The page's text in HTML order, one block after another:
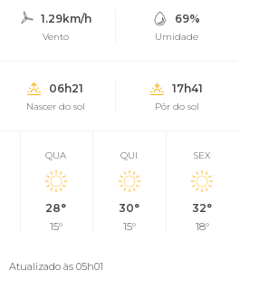
1.29km/h
Vento
69%
Umidade
06h21
Nascer do sol
17h41
Pôr do sol
QUA
28°
15°
QUI
30°
15°
SEX
32°
18°
Atualizado às 05h01